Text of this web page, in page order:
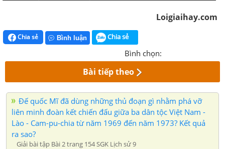
Loigiaihay.com
Chia sẻ Bình luận Chia sẻ
Bình chọn:
Bài tiếp theo
Đế quốc Mĩ đã dùng những thủ đoạn gì nhằm phá vỡ
liên minh đoàn kết chiến đấu giữa ba dân tộc Việt Nam -
Lào - Cam-pu-chia từ năm 1969 đến năm 1973? Kết quả
ra sao?
Giải bài tập Bài 2 trang 154 SGK Lịch sử 9